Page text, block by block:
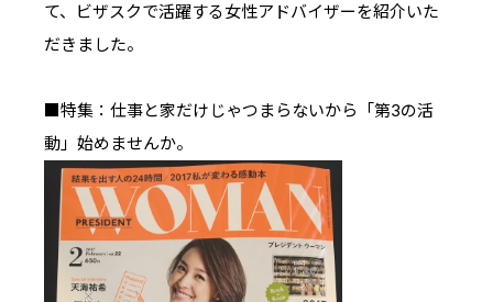
IR情報
IRスケジュール
業績ハイライト
株式について
採用サイト（日本）
新卒採用
中途採用：ビジネス職・コーポレート職
中途採用：開発職・デザイナー職
て、ビザスクで活躍する女性アドバイザーを紹介いた
だきました。
■特集：仕事と家だけじゃつまらないから「第3の活
動」始めませんか。